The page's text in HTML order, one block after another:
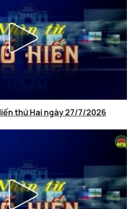
thứ Hai ngày 27/7/2026